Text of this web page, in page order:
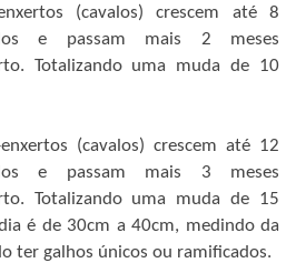
(cavalos) crescem até 8
e passam mais 2 meses
Totalizando uma muda de 10
(cavalos) crescem até 12
e passam mais 3 meses
Totalizando uma muda de 15
é de 30cm a 40cm, medindo da
ter galhos únicos ou ramificados.